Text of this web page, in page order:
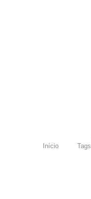
Início Tags